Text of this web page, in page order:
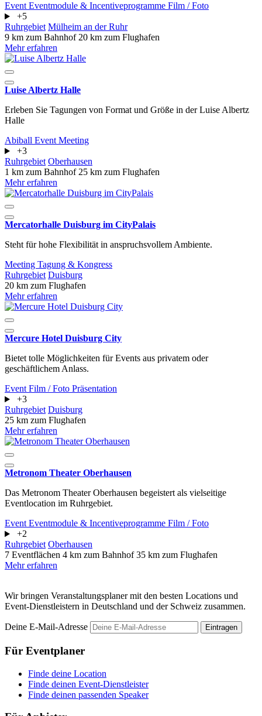
Event Eventmodule & Incentiveprogramme Film / Foto
+5
Ruhrgebiet Mülheim an der Ruhr
9 km zum Bahnhof 20 km zum Flughafen
Mehr erfahren
Luise Albertz Halle
Erleben Sie Tagungen von Format und Größe in der Luise Albertz
Halle
Abiball Event Meeting
+3
Ruhrgebiet Oberhausen
1 km zum Bahnhof 25 km zum Flughafen
Mehr erfahren
Mercatorhalle Duisburg im CityPalais
Steht für hohe Flexibilität in anspruchsvollem Ambiente.
Meeting Tagung & Kongress
Ruhrgebiet Duisburg
20 km zum Flughafen
Mehr erfahren
Mercure Hotel Duisburg City
Bietet tolle Möglichkeiten für Events aus privatem oder
geschäftlichem Anlass.
Event Film / Foto Präsentation
+3
Ruhrgebiet Duisburg
25 km zum Flughafen
Mehr erfahren
Metronom Theater Oberhausen
Das Metronom Theater Oberhausen begeistert als vielseitige
Eventlocation im Ruhrgebiet.
Event Eventmodule & Incentiveprogramme Film / Foto
+2
Ruhrgebiet Oberhausen
7 Eventflächen 4 km zum Bahnhof35 km zum Flughafen
Mehr erfahren
Wir bringen Veranstaltungsplaner mit den besten Locations und
Event-Dienstleistern in Deutschland und der Schweiz zusammen.
Deine E-Mail-Adresse Eintragen
Für Eventplaner
Finde deine Location
Finde deinen Event-Dienstleister
Finde deinen passenden Speaker